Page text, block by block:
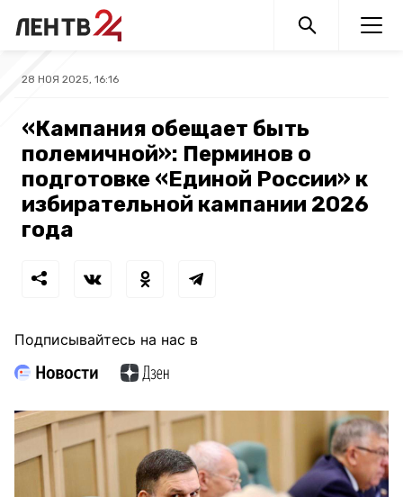
28 НОЯ 2025, 16:16
«Кампания обещает быть
полемичной»: Перминов о
подготовке «Единой России» к
избирательной кампании 2026
года
Подписывайтесь на нас в